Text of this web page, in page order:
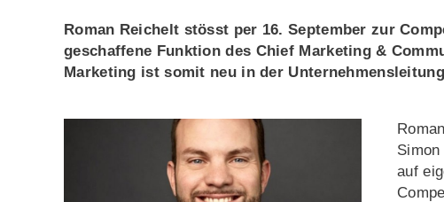
Roman Reichelt stösst per 16. September zur
geschaffene Funktion des Chief Marketing &
Marketing ist somit neu in der
auf